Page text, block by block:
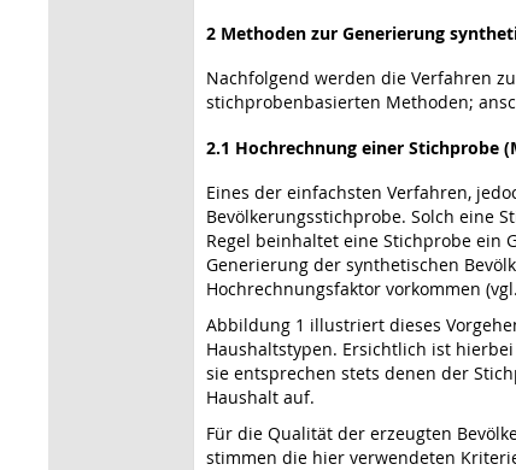
2 Methoden zur Generierung
Nachfolgend werden die Verfahren
stichprobenbasierten Methoden;
2.1 Hochrechnung einer Stichprobe
Eines der einfachsten Verfahren,
Bevölkerungsstichprobe. Solch eine
Regel beinhaltet eine Stichprobe ein
Generierung der synthetischen
Hochrechnungsfaktor vorkommen
Abbildung 1 illustriert dieses
Haushaltstypen. Ersichtlich ist
sie entsprechen stets denen der
Haushalt auf.
Für die Qualität der erzeugten
stimmen die hier verwendeten